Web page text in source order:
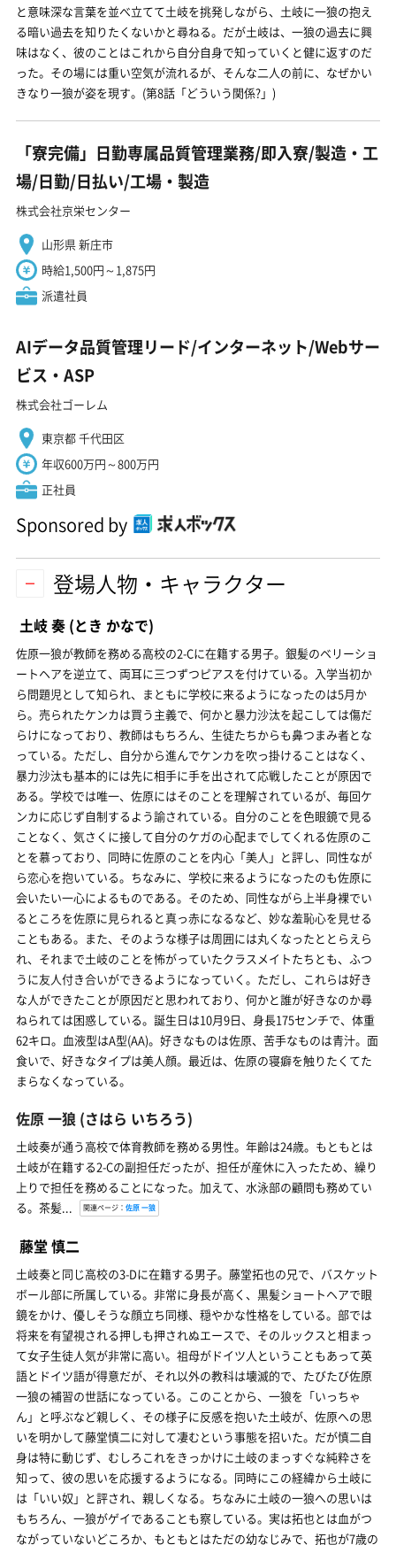
と意味深な言葉を並べ立てて土岐を挑発しながら、土岐に一狼の抱え
る暗い過去を知りたくないかと尋ねる。だが土岐は、一狼の過去に興
味はなく、彼のことはこれから自分自身で知っていくと健に返すのだ
った。その場には重い空気が流れるが、そんな二人の前に、なぜかい
きなり一狼が姿を現す。(第8話「どういう関係?」)
「寮完備」日勤専属品質管理業務/即入寮/製造・工
場/日勤/日払い/工場・製造
株式会社京栄センター
山形県 新庄市
時給1,500円～1,875円
派遣社員
AIデータ品質管理リード/インターネット/Webサー
ビス・ASP
株式会社ゴーレム
東京都 千代田区
年収600万円～800万円
正社員
Sponsored by
登場人物・キャラクター
土岐 奏 (とき かなで)
佐原一狼が教師を務める高校の2-Cに在籍する男子。銀髪のベリーショ
ートヘアを逆立て、両耳に三つずつピアスを付けている。入学当初か
ら問題児として知られ、まともに学校に来るようになったのは5月か
ら。売られたケンカは買う主義で、何かと暴力沙汰を起こしては傷だ
らけになっており、教師はもちろん、生徒たちからも鼻つまみ者とな
っている。ただし、自分から進んでケンカを吹っ掛けることはなく、
暴力沙汰も基本的には先に相手に手を出されて応戦したことが原因で
ある。学校では唯一、佐原にはそのことを理解されているが、毎回ケ
ンカに応じず自制するよう諭されている。自分のことを色眼鏡で見る
ことなく、気さくに接して自分のケガの心配までしてくれる佐原のこ
とを慕っており、同時に佐原のことを内心「美人」と評し、同性なが
ら恋心を抱いている。ちなみに、学校に来るようになったのも佐原に
会いたい一心によるものである。そのため、同性ながら上半身裸でい
るところを佐原に見られると真っ赤になるなど、妙な羞恥心を見せる
こともある。また、そのような様子は周囲には丸くなったととらえら
れ、それまで土岐のことを怖がっていたクラスメイトたちとも、ふつ
うに友人付き合いができるようになっていく。ただし、これらは好き
な人ができたことが原因だと思われており、何かと誰が好きなのか尋
ねられては困惑している。誕生日は10月9日、身長175センチで、体重
62キロ。血液型はA型(AA)。好きなものは佐原、苦手なものは青汁。面
食いで、好きなタイプは美人顔。最近は、佐原の寝癖を触りたくてた
まらなくなっている。
佐原 一狼 (さはら いちろう)
土岐奏が通う高校で体育教師を務める男性。年齢は24歳。もともとは
土岐が在籍する2-Cの副担任だったが、担任が産休に入ったため、繰り
上りで担任を務めることになった。加えて、水泳部の顧問も務めてい
る。茶髪...
関連ページ： 佐原 一狼
藤堂 慎二
土岐奏と同じ高校の3-Dに在籍する男子。藤堂拓也の兄で、バスケット
ボール部に所属している。非常に身長が高く、黒髪ショートヘアで眼
鏡をかけ、優しそうな顔立ち同様、穏やかな性格をしている。部では
将来を有望視される押しも押されぬエースで、そのルックスと相まっ
て女子生徒人気が非常に高い。祖母がドイツ人ということもあって英
語とドイツ語が得意だが、それ以外の教科は壊滅的で、たびたび佐原
一狼の補習の世話になっている。このことから、一狼を「いっちゃ
ん」と呼ぶなど親しく、その様子に反感を抱いた土岐が、佐原への思
いを明かして藤堂慎二に対して凄むという事態を招いた。だが慎二自
身は特に動じず、むしろこれをきっかけに土岐のまっすぐな純粋さを
知って、彼の思いを応援するようになる。同時にこの経緯から土岐に
は「いい奴」と評され、親しくなる。ちなみに土岐の一狼への思いは
もちろん、一狼がゲイであることも察している。実は拓也とは血がつ
ながっていないどころか、もともとはただの幼なじみで、拓也が7歳の